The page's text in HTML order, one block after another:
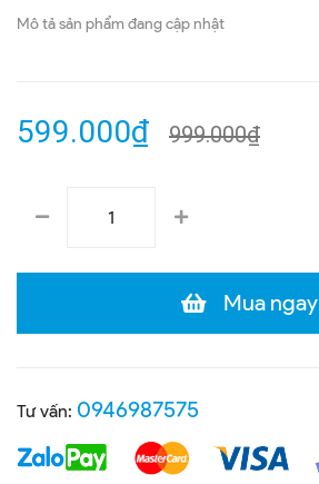
Mô tả sản phẩm đang cập nhật
599.000₫ 999.000₫
Mua ngay
Tư vấn: 0946987575